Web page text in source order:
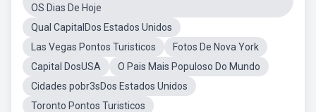
OS Dias De Hoje
Qual CapitalDos Estados Unidos
Las Vegas Pontos Turisticos
Fotos De Nova York
Capital DosUSA
O Pais Mais Populoso Do Mundo
Cidades pobr3sDos Estados Unidos
Toronto Pontos Turisticos